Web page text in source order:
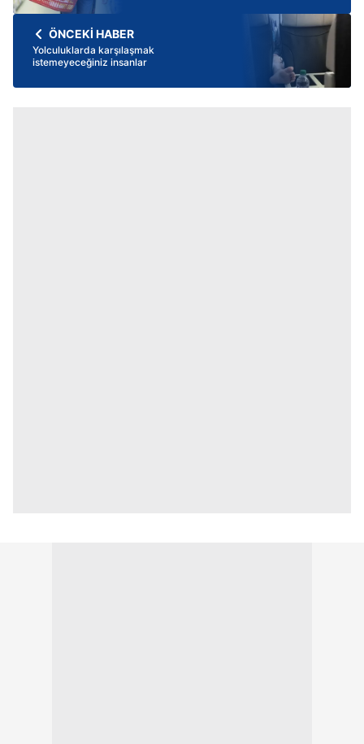
ÖNCEKİ HABER
Yolculuklarda karşılaşmak
istemeyeceğiniz insanlar